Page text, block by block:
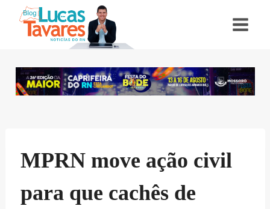
MPRN move ação civil
para que cachês de